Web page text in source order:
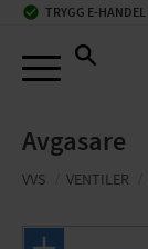
check_circle TRYGG E-HANDEL
Avgasare
VVS VENTILER